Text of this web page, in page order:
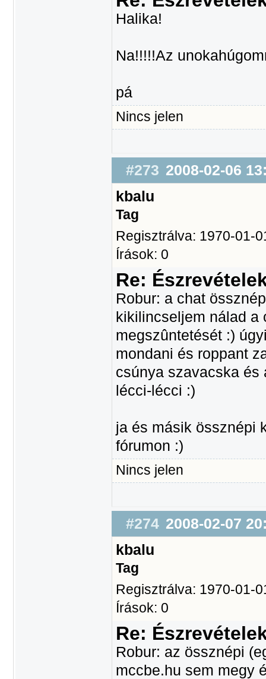
Halika!
Na!!!!!Az
pá
Nincs jelen
#273 2008-02-06
kbalu
Tag
Regisztrálva: 1970-01-
Írások: 0
Re:
Robur: a chat
kikilincseljem nálad a
megszûntetését :)
mondani és roppant
csúnya szavacska
lécci-lécci :)
ja és másik össznépi
fórumon :)
Nincs jelen
#274 2008-02-07
kbalu
Tag
Regisztrálva: 1970-01-
Írások: 0
Re:
Robur: az össznépi
mccbe.hu sem megy